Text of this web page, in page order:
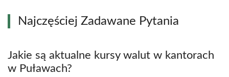
Najczęściej Zadawane Pytania
Jakie są aktualne kursy walut w kantorach
w Puławach?